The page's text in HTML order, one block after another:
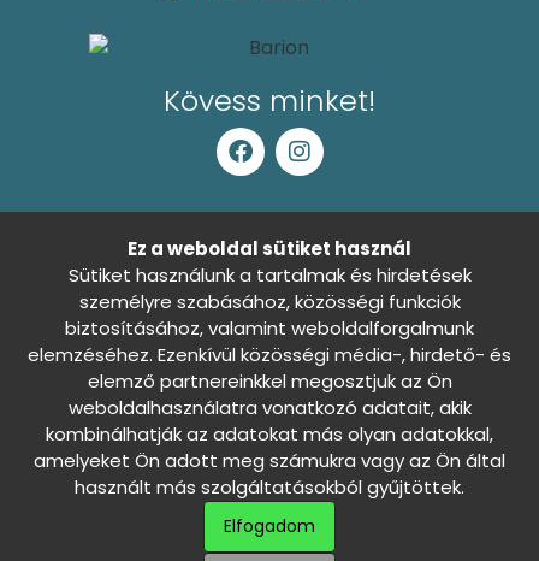
Kövess minket!
Általános Szerződési Feltételek
Adatkezelési tájékoztató
Sütibeállítások Nincs döntés
Szállítási és fizetési információk
Háziállatod álma - Minden jog fenntartva ©
Webáruházunkat Marketinges Erika és csapata készítette
Ez a weboldal sütiket használ
Sütiket használunk a tartalmak és hirdetések
személyre szabásához, közösségi funkciók
biztosításához, valamint weboldalforgalmunk
elemzéséhez. Ezenkívül közösségi média-, hirdető- és
elemző partnereinkkel megosztjuk az Ön
weboldalhasználatra vonatkozó adatait, akik
kombinálhatják az adatokat más olyan adatokkal,
amelyeket Ön adott meg számukra vagy az Ön által
használt más szolgáltatásokból gyűjtöttek.
Elfogadom